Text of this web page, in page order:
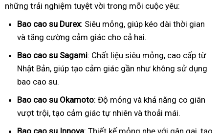
những trải nghiệm tuyệt vời trong mỗi cuộc yêu:
Bao cao su Durex: Siêu mỏng, giúp kéo dài thời gian
và tăng cường cảm giác cho cả hai.
Bao cao su Sagami: Chất liệu siêu mỏng, cao cấp từ
Nhật Bản, giúp tạo cảm giác gần như không sử dụng
bao cao su.
Bao cao su Okamoto: Độ mỏng và khả năng co giãn
vượt trội, tạo cảm giác tự nhiên và thoải mái.
Bao cao su Innova: Thiết kế mỏng nhẹ với gân gai, tạo